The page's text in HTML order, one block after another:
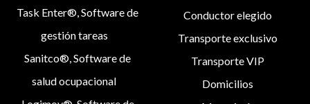
Conductor elegido
Transporte exclusivo
Transporte VIP
Domicilios
Task Enter®, Software de
gestión tareas
Sanitco®, Software de
salud ocupacional